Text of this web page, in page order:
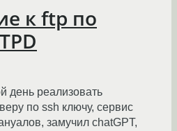
к ftp по
день реализовать
по ssh ключу, сервис
замучил chatGPT,